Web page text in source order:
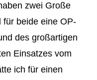
zwei Große
für beide eine OP-
des großartigen
Einsatzes vom
ich für einen